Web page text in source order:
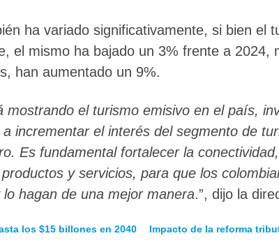
ha variado significativamente, si bien el
el mismo ha bajado un 3% frente a 2024,
han aumentado un 9%.
mostrando el turismo emisivo en el país,
incrementar el interés del segmento de
Es fundamental fortalecer la
y servicios, para que los
hagan de una mejor manera.”, dijo la
los $15 billones en 2040
Impacto de la reforma